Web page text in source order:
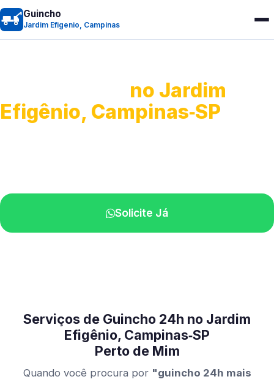
Guincho
Jardim Efigenio, Campinas
no Jardim
Efigênio, Campinas‑SP
Solicite Já
Serviços de Guincho 24h no Jardim
Efigênio, Campinas‑SP
Perto de Mim
Quando você procura por "guincho 24h mais